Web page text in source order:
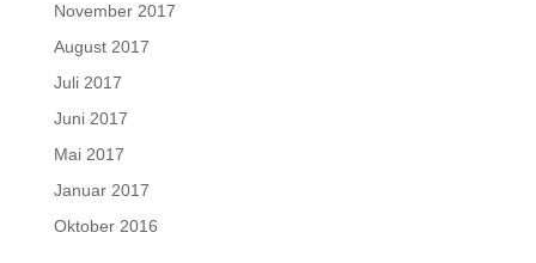
November 2017
August 2017
Juli 2017
Juni 2017
Mai 2017
Januar 2017
Oktober 2016